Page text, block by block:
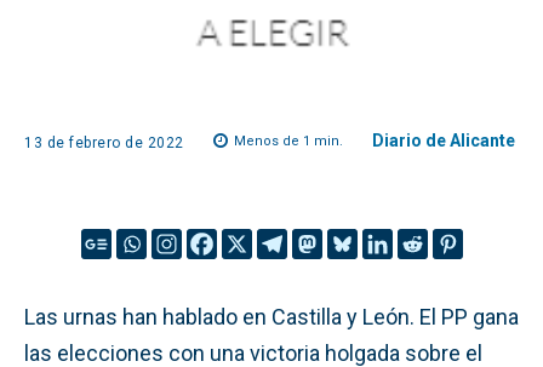
13 de febrero de 2022 Menos de 1 min. Diario de Alicante
Las urnas han hablado en Castilla y León. El PP gana
las elecciones con una victoria holgada sobre el